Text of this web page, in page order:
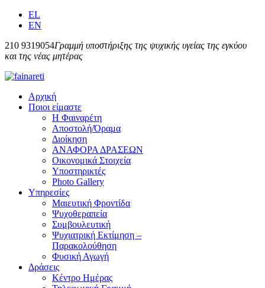
EL
EN
210 9319054Γραμμή υποστήριξης της ψυχικής υγείας της εγκύου
και της νέας μητέρας
Αρχική
Ποιοι είμαστε
Η Φαιναρέτη
Αποστολή/Όραμα
Διοίκηση
ΑΝΑΦΟΡΑ ΔΡΑΣΕΩΝ
Οικονομικά Στοιχεία
Υποστηρικτές
Photo Gallery
Υπηρεσίες
Μαιευτική Φροντίδα
Ψυχοθεραπεία
Συμβουλευτική
Ψυχιατρική Εκτίμηση –
Παρακολούθηση
Φυσική Αγωγή
Δράσεις
Κέντρο Ημέρας